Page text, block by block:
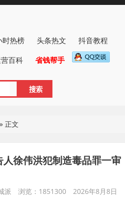
时热榜 头条热文
抖音教程
百科 省钱帮手
» 正文
徐伟洪犯制造毒品罪一审
派 浏览：1851300
2026年8月8日